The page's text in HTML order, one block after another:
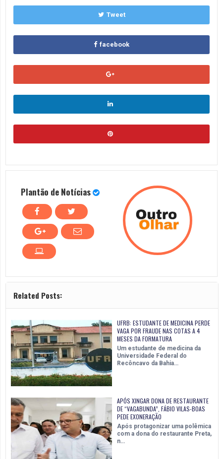
Tweet
facebook
Plantão de Notícias
Related Posts:
UFRB: ESTUDANTE DE MEDICINA PERDE
VAGA POR FRAUDE NAS COTAS A 4
MESES DA FORMATURA
Um estudante de medicina da
Universidade Federal do
Recôncavo da Bahia…
APÓS XINGAR DONA DE RESTAURANTE
DE “VAGABUNDA”, FÁBIO VILAS-BOAS
PEDE EXONERAÇÃO
Após protagonizar uma polêmica
com a dona do restaurante Preta,
n…